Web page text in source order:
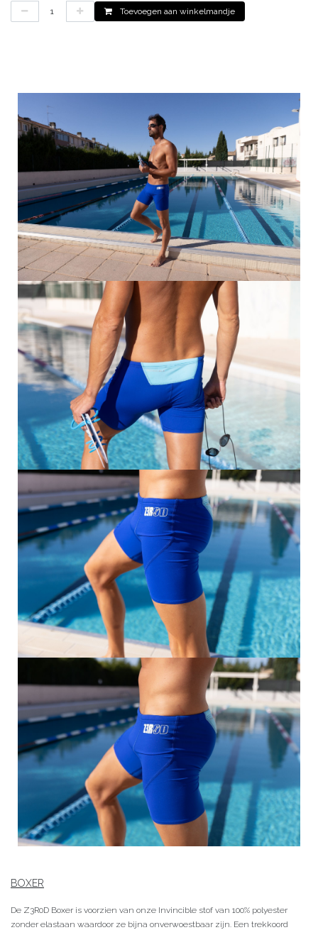
Toevoegen aan winkelmandje
BOXER
De Z3R0D Boxer is voorzien van onze Invincible stof van 100% polyester
zonder elastaan waardoor ze bijna onverwoestbaar zijn. Een trekkoord